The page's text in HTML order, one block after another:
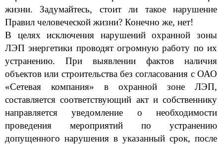
жизни. Задумайтесь, стоит ли такое нарушение
Правил человеческой жизни? Конечно же, нет!
В целях исключения нарушений охранной зоны
ЛЭП энергетики проводят огромную работу по их
устранению. При выявлении фактов наличия
объектов или строительства без согласования с ОАО
«Сетевая компания» в охранной зоне ЛЭП,
составляется соответствующий акт и собственнику
направляется уведомление о необходимости
проведения мероприятий по устранению
допущенного нарушения в указанный срок, после